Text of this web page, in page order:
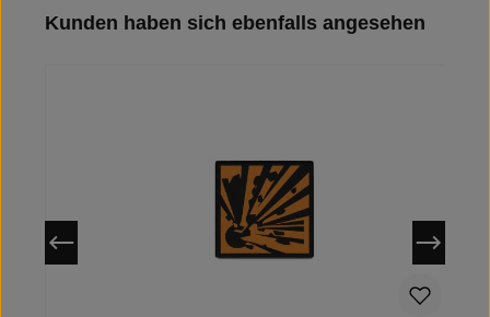
Produktgalerie überspringen
Kunden haben sich ebenfalls angesehen